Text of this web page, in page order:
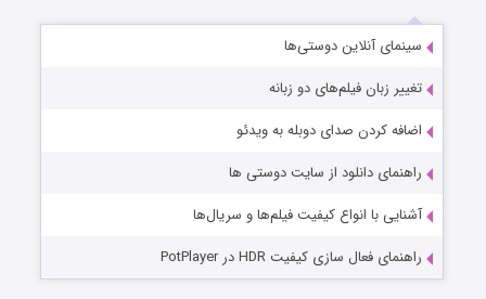
سینمای آنلاین دوستی‌ها
تغییر زبان فیلم‌های دو زبانه
اضافه کردن صدای دوبله به ویدئو
راهنمای دانلود از سایت دوستی ها
آشنایی با انواع کیفیت فیلم‌ها و سریال‌ها
راهنمای فعال سازی کیفیت HDR در PotPlayer